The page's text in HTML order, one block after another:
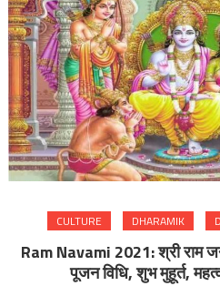
CULTURE DHARAMIK
Ram Navami 2021: श्री राम
पूजन विधि, शुभ मुहूर्त,